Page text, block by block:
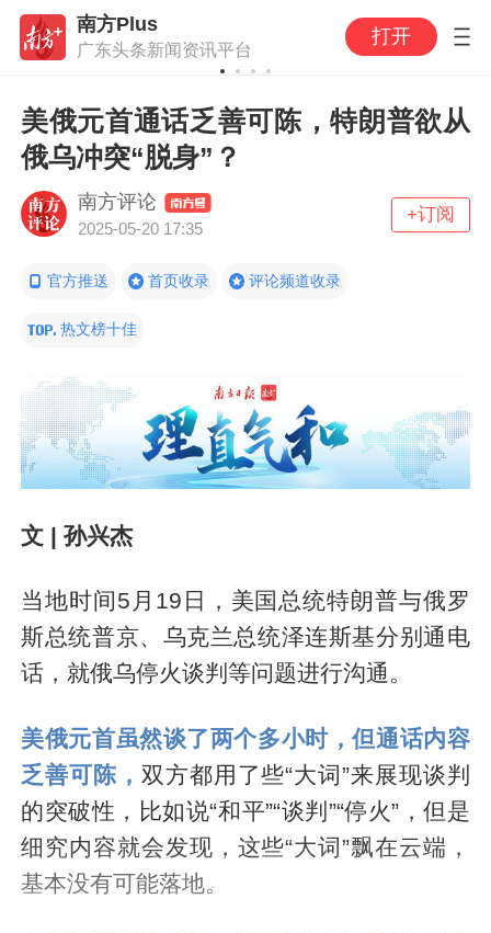
南方Plus
广东头条新闻资讯平台
打开
美俄元首通话乏善可陈，特朗普欲从
俄乌冲突“脱身”？
南方评论
2025-05-20 17:35
+订阅
官方推送 首页收录 评论频道收录
热文榜十佳
文 | 孙兴杰
当地时间5月19日，美国总统特朗普与俄罗
斯总统普京、乌克兰总统泽连斯基分别通电
话，就俄乌停火谈判等问题进行沟通。
美俄元首虽然谈了两个多小时，但通话内容
乏善可陈， 双方都用了些“大词”来展现谈判
的突破性，比如说“和平”“谈判”“停火”，但是
细究内容就会发现，这些“大词”飘在云端，
基本没有可能落地。